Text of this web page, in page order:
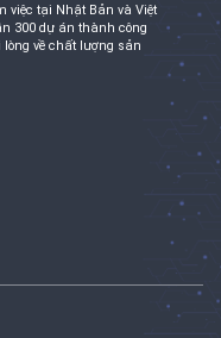
việc tại Nhật Bản và Việt
300 dự án thành công
về chất lượng sản